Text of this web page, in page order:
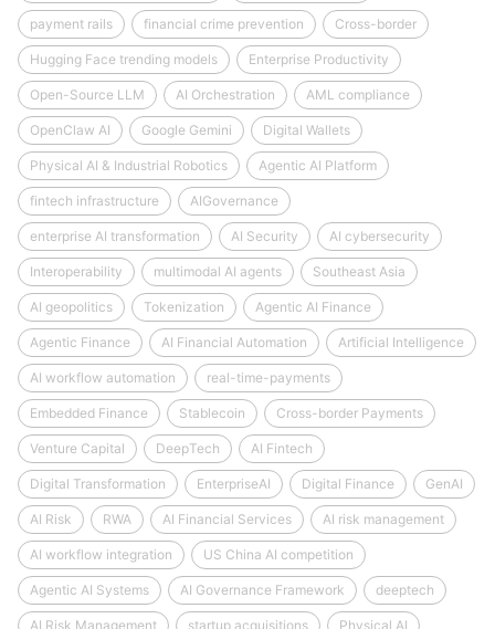
payment rails financial crime prevention Cross-border
Hugging Face trending models Enterprise Productivity
Open-Source LLM AI Orchestration AML compliance
OpenClaw AI Google Gemini Digital Wallets
Physical AI & Industrial Robotics Agentic AI Platform
fintech infrastructure AIGovernance
enterprise AI transformation AI Security AI cybersecurity
Interoperability multimodal AI agents Southeast Asia
AI geopolitics Tokenization Agentic AI Finance
Agentic Finance AI Financial Automation Artificial Intelligence
AI workflow automation real-time-payments
Embedded Finance Stablecoin Cross-border Payments
Venture Capital DeepTech AI Fintech
Digital Transformation EnterpriseAI Digital Finance GenAI
AI Risk RWA AI Financial Services AI risk management
AI workflow integration US China AI competition
Agentic AI Systems AI Governance Framework deeptech
AI Risk Management startup acquisitions Physical AI